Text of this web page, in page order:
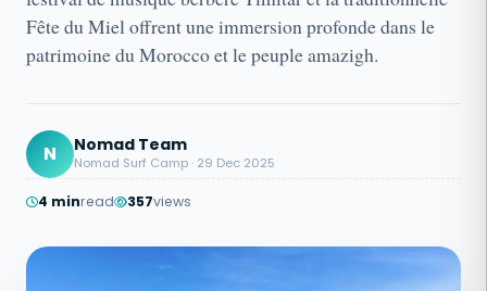
Fête du Miel offrent une immersion profonde dans le
patrimoine du Morocco et le peuple amazigh.
N Nomad Team
Nomad Surf Camp · 29 Dec 2025
4 minread 357views